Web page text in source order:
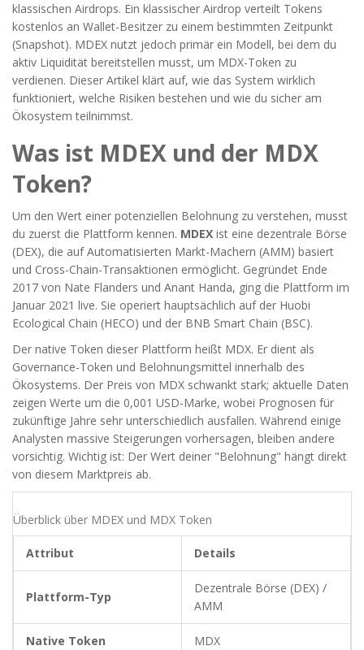
klassischen Airdrops. Ein klassischer Airdrop verteilt Tokens
kostenlos an Wallet-Besitzer zu einem bestimmten Zeitpunkt
(Snapshot). MDEX nutzt jedoch primär ein Modell, bei dem du
aktiv Liquidität bereitstellen musst, um MDX-Token zu
verdienen. Dieser Artikel klärt auf, wie das System wirklich
funktioniert, welche Risiken bestehen und wie du sicher am
Ökosystem teilnimmst.
Was ist MDEX und der MDX
Token?
Um den Wert einer potenziellen Belohnung zu verstehen, musst
du zuerst die Plattform kennen. MDEX ist eine dezentrale Börse
(DEX), die auf Automatisierten Markt-Machern (AMM) basiert
und Cross-Chain-Transaktionen ermöglicht. Gegründet Ende
2017 von Nate Flanders und Anant Handa, ging die Plattform im
Januar 2021 live. Sie operiert hauptsächlich auf der Huobi
Ecological Chain (HECO) und der BNB Smart Chain (BSC).
Der native Token dieser Plattform heißt MDX. Er dient als
Governance-Token und Belohnungsmittel innerhalb des
Ökosystems. Der Preis von MDX schwankt stark; aktuelle Daten
zeigen Werte um die 0,001 USD-Marke, wobei Prognosen für
zukünftige Jahre sehr unterschiedlich ausfallen. Während einige
Analysten massive Steigerungen vorhersagen, bleiben andere
vorsichtig. Wichtig ist: Der Wert deiner "Belohnung" hängt direkt
von diesem Marktpreis ab.
Überblick über MDEX und MDX Token
Attribut Details
Plattform-Typ
Dezentrale Börse (DEX) /
AMM
Native Token MDX